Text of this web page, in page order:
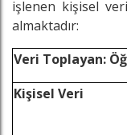
işlenen kişisel
almaktadır:
Veri Toplayan:
Kişisel Veri